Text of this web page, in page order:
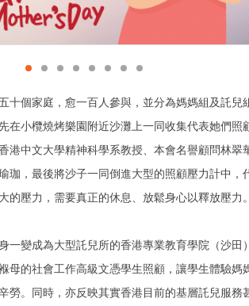
十個家庭，愈一百人參與，並分為媽媽組及託兒
在小欖燒烤樂園附近沙灘上一同收集代表她們照
港中文大學精神科學系教授、本會名譽顧問林翠
珈，最後將沙子一同倒進大型的照顧壓力計中，
的壓力，需要真正的休息、放鬆身心以釋放壓力
一變成為大型託兒所的香港專業教育學院（沙田
母的社會工作高級文憑學生照顧，讓學生體驗媽
勞。同時，亦反映其實香港目前的基層託兒服務